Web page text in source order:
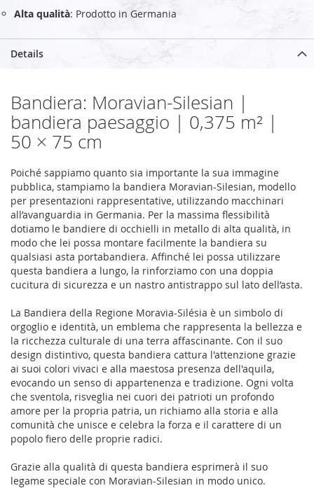
Alta qualità: Prodotto in Germania
Details
Bandiera: Moravian-Silesian |
bandiera paesaggio | 0,375 m² |
50 × 75 cm
Poiché sappiamo quanto sia importante la sua immagine
pubblica, stampiamo la bandiera Moravian-Silesian, modello
per presentazioni rappresentative, utilizzando macchinari
all’avanguardia in Germania. Per la massima flessibilità
dotiamo le bandiere di occhielli in metallo di alta qualità, in
modo che lei possa montare facilmente la bandiera su
qualsiasi asta portabandiera. Affinché lei possa utilizzare
questa bandiera a lungo, la rinforziamo con una doppia
cucitura di sicurezza e un nastro antistrappo sul lato dell’asta.
La Bandiera della Regione Moravia-Silésia è un simbolo di
orgoglio e identità, un emblema che rappresenta la bellezza e
la ricchezza culturale di una terra affascinante. Con il suo
design distintivo, questa bandiera cattura l'attenzione grazie
ai suoi colori vivaci e alla maestosa presenza dell'aquila,
evocando un senso di appartenenza e tradizione. Ogni volta
che sventola, risveglia nei cuori dei patrioti un profondo
amore per la propria patria, un richiamo alla storia e alla
comunità che unisce e celebra la forza e il carattere di un
popolo fiero delle proprie radici.
Grazie alla qualità di questa bandiera esprimerà il suo
legame speciale con Moravian-Silesian in modo unico.